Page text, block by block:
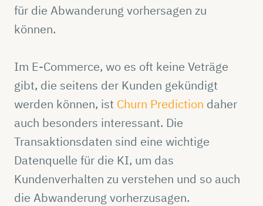
für die Abwanderung vorhersagen zu
können.
Im E-Commerce, wo es oft keine Veträge
gibt, die seitens der Kunden gekündigt
werden können, ist Churn Prediction daher
auch besonders interessant. Die
Transaktionsdaten sind eine wichtige
Datenquelle für die KI, um das
Kundenverhalten zu verstehen und so auch
die Abwanderung vorherzusagen.